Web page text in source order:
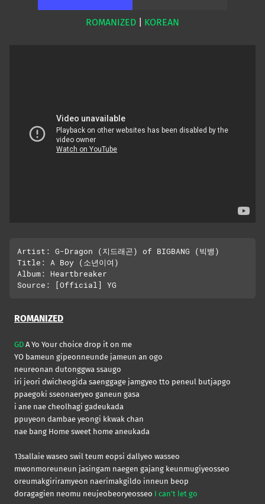
ROMANIZED KOREAN
Artist: G-Dragon (지드래곤) of BIGBANG (빅뱅)
Title: A Boy (소년이여)
Album: Heartbreaker
ROMANIZED
GD A Yo Your choice drop it on me
YO bameun gipeonneunde jameun an ogo
neureonan dutonggwa ssaugo
iri jeori dwicheogida saenggage jamgyeo tto peneul butjapgo
ppaegoki sseonaeryeo ganeun gasa
i ane nae cheolhagi gadeukada
ppuyeon dambae yeongi kkwak chan
nae bang Home sweet home aneukada
13sallaie waseo swil teum eopsi dallyeo wasseo
mwonmoreuneun jasingam naegen gajang keunmugiyeosseo
oreumakgiriramyeon naerimakgildo inneun beop
doragagien neomu neujeobeoryeosseo I can’t let go